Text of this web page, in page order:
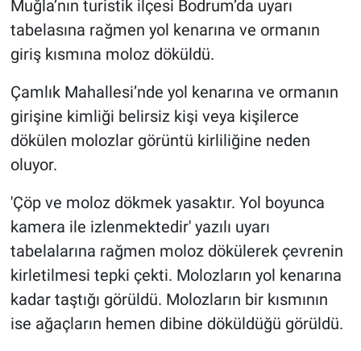
Muğla’nın turistik ilçesi Bodrum’da uyarı
tabelasına rağmen yol kenarına ve ormanın
giriş kısmına moloz döküldü.
Çamlık Mahallesi’nde yol kenarına ve ormanın
girişine kimliği belirsiz kişi veya kişilerce
dökülen molozlar görüntü kirliliğine neden
oluyor.
'Çöp ve moloz dökmek yasaktır. Yol boyunca
kamera ile izlenmektedir' yazılı uyarı
tabelalarına rağmen moloz dökülerek çevrenin
kirletilmesi tepki çekti. Molozların yol kenarına
kadar taştığı görüldü. Molozların bir kısmının
ise ağaçların hemen dibine döküldüğü görüldü.
Gündem Özel
Haber
İlan
Kimdir
Koronavirüs
Kültür Sanat
Ne demişti